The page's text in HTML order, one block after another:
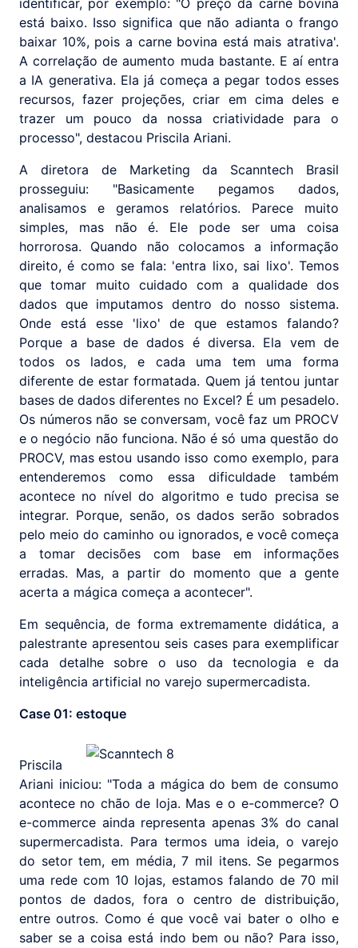
identificar, por exemplo: "O preço da carne bovina
está baixo. Isso significa que não adianta o frango
baixar 10%, pois a carne bovina está mais atrativa'.
A correlação de aumento muda bastante. E aí entra
a IA generativa. Ela já começa a pegar todos esses
recursos, fazer projeções, criar em cima deles e
trazer um pouco da nossa criatividade para o
processo", destacou Priscila Ariani.
A diretora de Marketing da Scanntech Brasil
prosseguiu: "Basicamente pegamos dados,
analisamos e geramos relatórios. Parece muito
simples, mas não é. Ele pode ser uma coisa
horrorosa. Quando não colocamos a informação
direito, é como se fala: 'entra lixo, sai lixo'. Temos
que tomar muito cuidado com a qualidade dos
dados que imputamos dentro do nosso sistema.
Onde está esse 'lixo' de que estamos falando?
Porque a base de dados é diversa. Ela vem de
todos os lados, e cada uma tem uma forma
diferente de estar formatada. Quem já tentou juntar
bases de dados diferentes no Excel? É um pesadelo.
Os números não se conversam, você faz um PROCV
e o negócio não funciona. Não é só uma questão do
PROCV, mas estou usando isso como exemplo, para
entenderemos como essa dificuldade também
acontece no nível do algoritmo e tudo precisa se
integrar. Porque, senão, os dados serão sobrados
pelo meio do caminho ou ignorados, e você começa
a tomar decisões com base em informações
erradas. Mas, a partir do momento que a gente
acerta a mágica começa a acontecer".
Em sequência, de forma extremamente didática, a
palestrante apresentou seis cases para exemplificar
cada detalhe sobre o uso da tecnologia e da
inteligência artificial no varejo supermercadista.
Case 01: estoque
Priscila
Ariani iniciou: "Toda a mágica do bem de consumo
acontece no chão de loja. Mas e o e-commerce? O
e-commerce ainda representa apenas 3% do canal
supermercadista. Para termos uma ideia, o varejo
do setor tem, em média, 7 mil itens. Se pegarmos
uma rede com 10 lojas, estamos falando de 70 mil
pontos de dados, fora o centro de distribuição,
entre outros. Como é que você vai bater o olho e
saber se a coisa está indo bem ou não? Para isso,